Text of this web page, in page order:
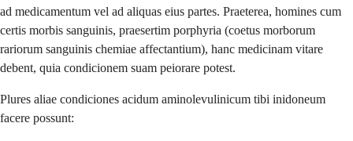
ad medicamentum vel ad aliquas eius partes. Praeterea, homines cum
certis morbis sanguinis, praesertim porphyria (coetus morborum
rariorum sanguinis chemiae affectantium), hanc medicinam vitare
debent, quia condicionem suam peiorare potest.
Plures aliae condiciones acidum aminolevulinicum tibi inidoneum
facere possunt: